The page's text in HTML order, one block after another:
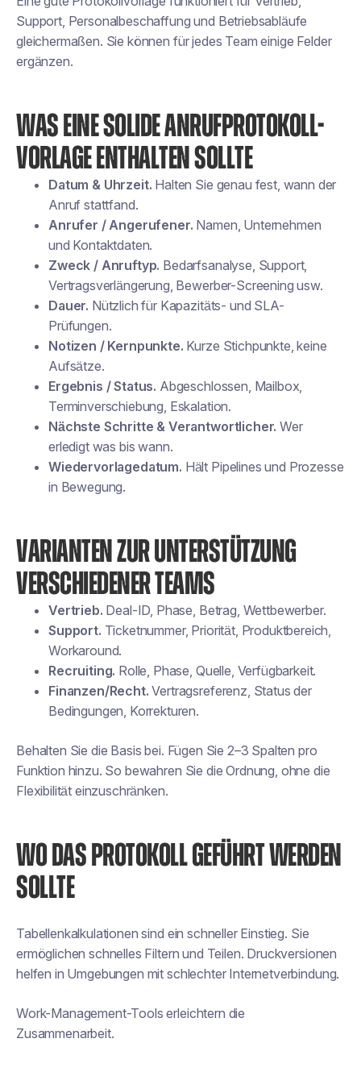
Support, Personalbeschaffung und Betriebsabläufe
gleichermaßen. Sie können für jedes Team einige Felder
ergänzen.
WAS EINE SOLIDE ANRUFPROTOKOLL-
VORLAGE ENTHALTEN SOLLTE
Datum & Uhrzeit. Halten Sie genau fest, wann der
Anruf stattfand.
Anrufer / Angerufener. Namen, Unternehmen
und Kontaktdaten.
Zweck / Anruftyp. Bedarfsanalyse, Support,
Vertragsverlängerung, Bewerber-Screening usw.
Dauer. Nützlich für Kapazitäts- und SLA-
Prüfungen.
Notizen / Kernpunkte. Kurze Stichpunkte, keine
Aufsätze.
Ergebnis / Status. Abgeschlossen, Mailbox,
Terminverschiebung, Eskalation.
Nächste Schritte & Verantwortlicher. Wer
erledigt was bis wann.
Wiedervorlagedatum. Hält Pipelines und Prozesse
in Bewegung.
VARIANTEN ZUR UNTERSTÜTZUNG
VERSCHIEDENER TEAMS
Vertrieb. Deal-ID, Phase, Betrag, Wettbewerber.
Support. Ticketnummer, Priorität, Produktbereich,
Workaround.
Recruiting. Rolle, Phase, Quelle, Verfügbarkeit.
Finanzen/Recht. Vertragsreferenz, Status der
Bedingungen, Korrekturen.
Behalten Sie die Basis bei. Fügen Sie 2–3 Spalten pro
Funktion hinzu. So bewahren Sie die Ordnung, ohne die
Flexibilität einzuschränken.
WO DAS PROTOKOLL GEFÜHRT WERDEN
SOLLTE
Tabellenkalkulationen sind ein schneller Einstieg. Sie
ermöglichen schnelles Filtern und Teilen. Druckversionen
helfen in Umgebungen mit schlechter Internetverbindung.
Work-Management-Tools erleichtern die
Zusammenarbeit.